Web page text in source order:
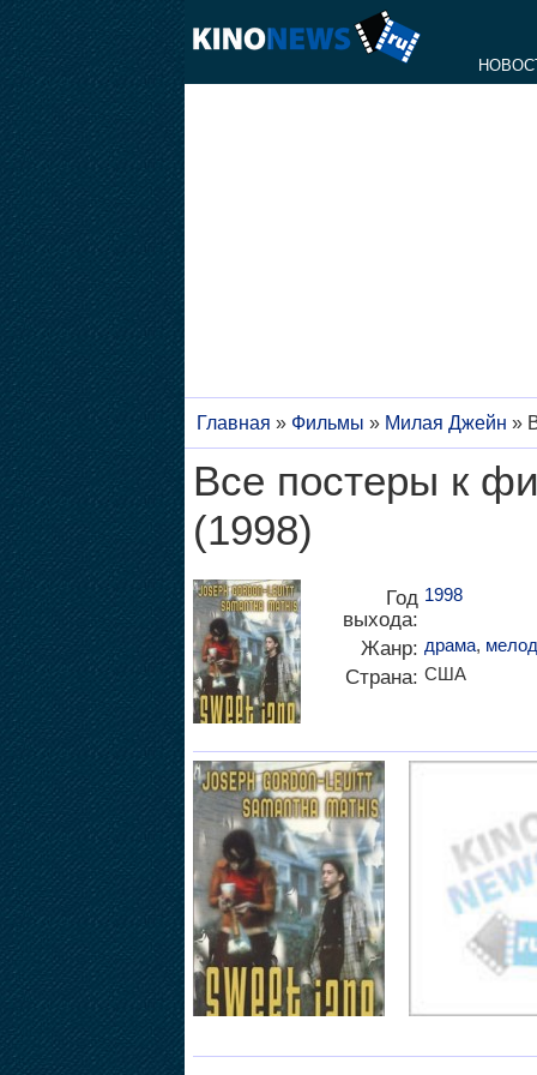
Главная » Фильмы » Милая Джейн »
Все постеры к
(1998)
Год
выхода:
1998
Жанр: драма,
Страна: США